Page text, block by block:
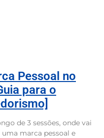
Pessoal no
para o
de 3 sessões, onde vai
marca pessoal e